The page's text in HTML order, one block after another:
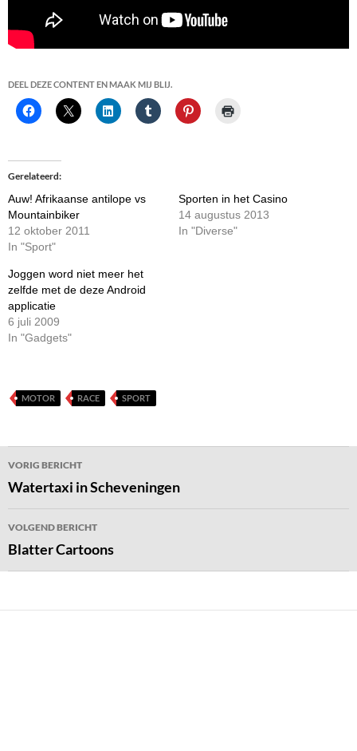
DEEL DEZE CONTENT EN MAAK MIJ BLIJ.
Gerelateerd
Auw! Afrikaanse antilope vs
Mountainbiker
12 oktober 2011
In "Sport"
Sporten in het Casino
14 augustus 2013
In "Diverse"
Joggen word niet meer het
zelfde met de deze Android
applicatie
6 juli 2009
In "Gadgets"
MOTOR RACE SPORT
Bericht
navigatie
VORIG BERICHT
Watertaxi in Scheveningen
VOLGEND BERICHT
Blatter Cartoons